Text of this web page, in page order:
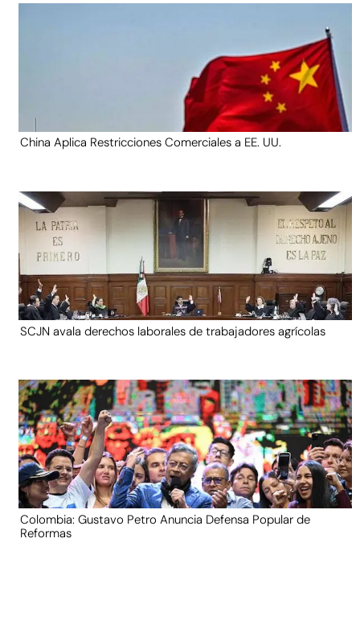
China Aplica Restricciones Comerciales a EE. UU.
SCJN avala derechos laborales de trabajadores agrícolas
Colombia: Gustavo Petro Anuncia Defensa Popular de
Reformas